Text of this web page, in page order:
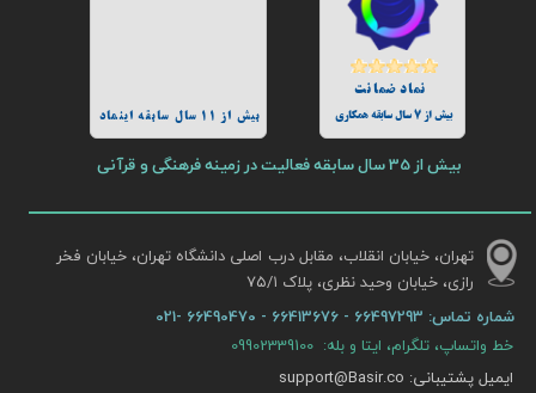
بیش از 11 سال سابقه اینماد
بیش از 35 سال سابقه فعالیت در زمینه فرهنگی و قرآنی
بیش از 7 سال سابقه همکاری
تهران، خیابان انقلاب، مقابل درب اصلی دانشگاه تهران، خیابان فخر
رازی، خیابان وحید نظری، پلاک ۷۵/۱​​​​​​​
شماره تماس:
خط واتساپ، تلگرام، ایتا و بله: 09902339100
ایمیل پشتیبانی: support@Basir.co